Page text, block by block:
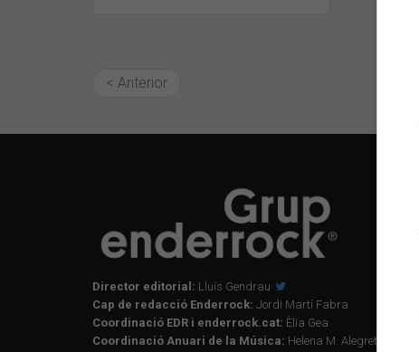
< Anterior
Director editorial: Lluís Gendrau
Cap de redacció Enderrock: Jordi Martí Fabra
Coordinació EDR i enderrock.cat: Èlia Gea
Coordinació Anuari de la Música: Helena M. Alegret